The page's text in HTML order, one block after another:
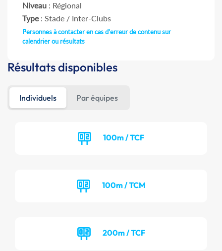
Niveau : Régional
Type: Stade / Inter-Clubs
Personnes à contacter en cas d'erreur de contenu sur
calendrier ou résultats
Résultats disponibles
Individuels Par équipes
100m / TCF
100m / TCM
200m / TCF